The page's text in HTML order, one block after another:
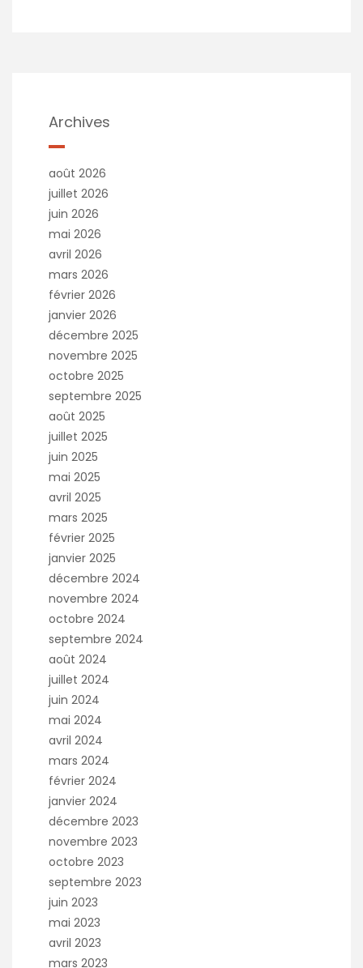
Archives
août 2026
juillet 2026
juin 2026
mai 2026
avril 2026
mars 2026
février 2026
janvier 2026
décembre 2025
novembre 2025
octobre 2025
septembre 2025
août 2025
juillet 2025
juin 2025
mai 2025
avril 2025
mars 2025
février 2025
janvier 2025
décembre 2024
novembre 2024
octobre 2024
septembre 2024
août 2024
juillet 2024
juin 2024
mai 2024
avril 2024
mars 2024
février 2024
janvier 2024
décembre 2023
novembre 2023
octobre 2023
septembre 2023
juin 2023
mai 2023
avril 2023
mars 2023